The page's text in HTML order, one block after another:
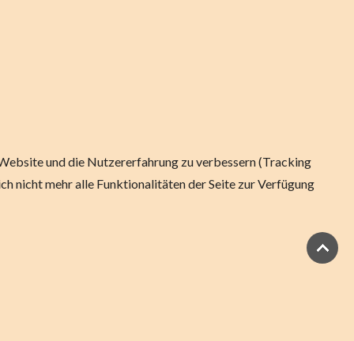
und die Nutzererfahrung zu verbessern (Tracking
nicht mehr alle Funktionalitäten der Seite zur Verfügung